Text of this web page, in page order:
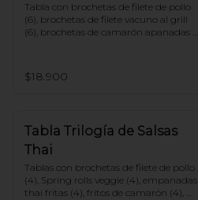
Tabla con brochetas de filete de pollo
(6), brochetas de filete vacuno al grill
(6), brochetas de camarón apanadas
amarillo.
$18.900
Tabla Trilogía de Salsas
Thai
Tablas con brochetas de filete de pollo
(4), Spring rolls veggie (4), empanadas
thai fritas (4), fritos de camarón (4),